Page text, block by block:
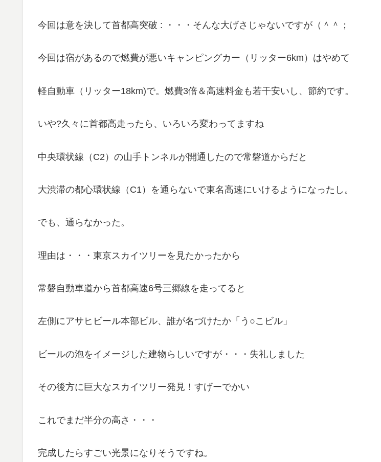
今回は意を決して首都高突破 : ・・・そんな大げさじゃないですが（＾＾；
今回は宿があるので燃費が悪いキャンピングカー（リッター6km）はやめて
軽自動車（リッター18km)で。燃費3倍＆高速料金も若干安いし、節約です。
いや?久々に首都高走ったら、いろいろ変わってますね
中央環状線（C2）の山手トンネルが開通したので常磐道からだと
大渋滞の都心環状線（C1）を通らないで東名高速にいけるようになったし。
でも、通らなかった。
理由は・・・東京スカイツリーを見たかったから
常磐自動車道から首都高速6号三郷線を走ってると
左側にアサヒビール本部ビル、誰が名づけたか「う○こビル」
ビールの泡をイメージした建物らしいですが・・・失礼しました
その後方に巨大なスカイツリー発見！すげーでかい
これでまだ半分の高さ・・・
完成したらすごい光景になりそうですね。